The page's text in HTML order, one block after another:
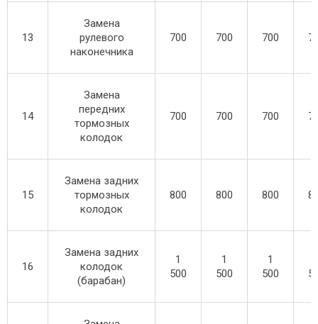
13
Замена
рулевого
наконечника
700 700 700
14
Замена
передних
тормозных
колодок
700 700 700
15
Замена задних
тормозных
колодок
800 800 800
16
Замена задних
колодок
(барабан)
1
500
1
500
1
500